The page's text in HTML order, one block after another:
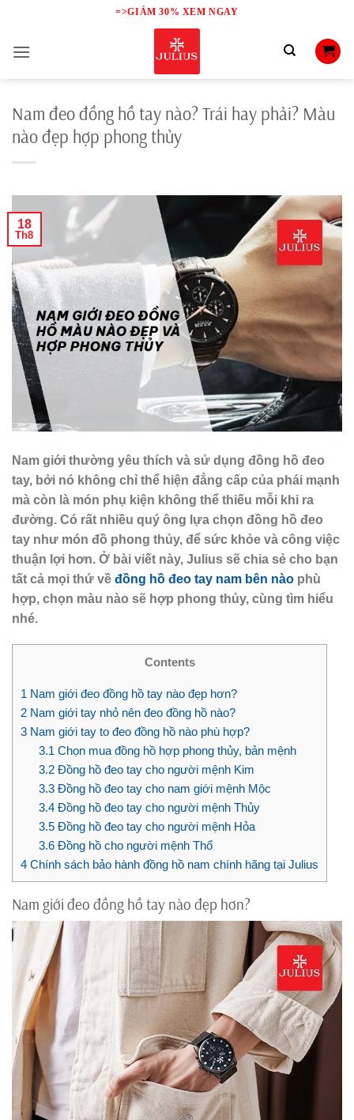
content
=>GIẢM 30% XEM NGAY
Nam đeo đồng hồ tay nào? Trái hay phải? Màu
nào đẹp hợp phong thủy
18
Th8
Nam giới thường yêu thích và sử dụng đồng hồ đeo
tay, bởi nó không chỉ thể hiện đẳng cấp của phái mạnh
mà còn là món phụ kiện không thể thiếu mỗi khi ra
đường. Có rất nhiều quý ông lựa chọn đồng hồ đeo
tay như món đồ phong thủy, để sức khỏe và công việc
thuận lợi hơn. Ở bài viết này, Julius sẽ chia sẻ cho bạn
tất cả mọi thứ về đồng hồ đeo tay nam bên nào phù
hợp, chọn màu nào sẽ hợp phong thủy, cùng tìm hiểu
nhé.
Contents
1 Nam giới đeo đồng hồ tay nào đẹp hơn?
2 Nam giới tay nhỏ nên đeo đồng hồ nào?
3 Nam giới tay to đeo đồng hồ nào phù hợp?
3.1 Chọn mua đồng hồ hợp phong thủy, bản mệnh
3.2Đồng hồ đeo tay cho người mệnh Kim
3.3Đồng hồ đeo tay cho nam giới mệnh Mộc
3.4Đồng hồ đeo tay cho người mệnh Thủy
3.5Đồng hồ đeo tay cho người mệnh Hỏa
3.6Đồng hồ cho người mệnh Thổ
4 Chính sách bảo hành đồng hồ nam chính hãng tại Julius
Nam giới đeo đồng hồ tay nào đẹp hơn?